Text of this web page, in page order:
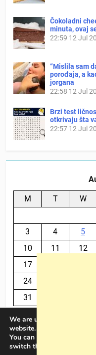
Čokoladni
minuta, ovaj
22:59 12 Jul
“Mislila sam
porođaja, a
jorgana
22:58 12 Jul
Brzi test
otkrivaju šta
22:57 12 Jul
M T W
3
4 5
10
11 12
17
24
31
We are using cookies to
website.
You can find out more
switch them off in